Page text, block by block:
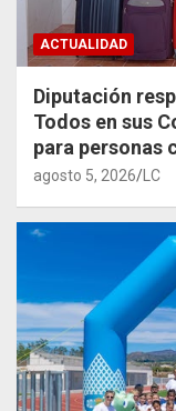
ACTUALIDAD
Diputación
Todos en sus
para personas
agosto 5, 2026 LC